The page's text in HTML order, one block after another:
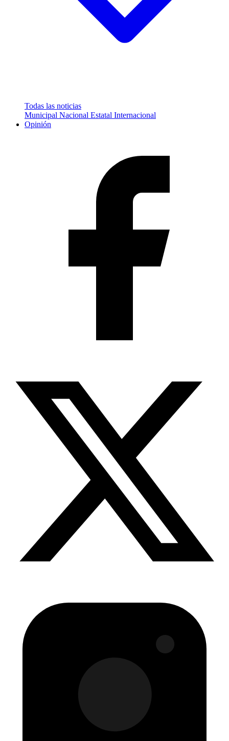
Todas las noticias
Municipal Nacional Estatal Internacional
Opinión